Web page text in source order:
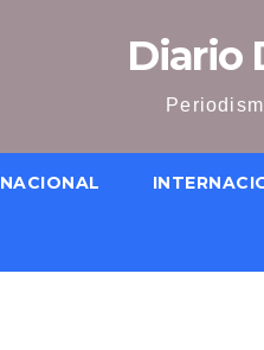
Diario
NACIONAL